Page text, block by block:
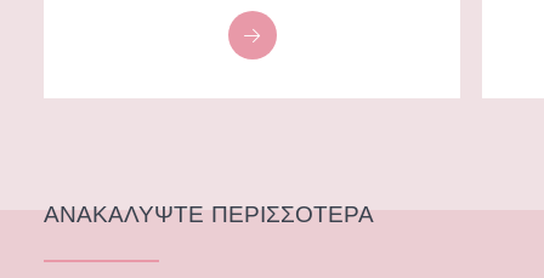
ΑΝΑΚΑΛΥΨΤΕ ΠΕΡΙΣΣΟΤΕΡΑ